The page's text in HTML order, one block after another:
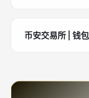
币安交易所 | 钱